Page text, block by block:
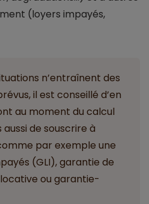
(loyers impayés,
n’entraînent des
il est conseillé d’en
au moment du calcul
de souscrire à
par exemple une
(GLI), garantie de
ou garantie-